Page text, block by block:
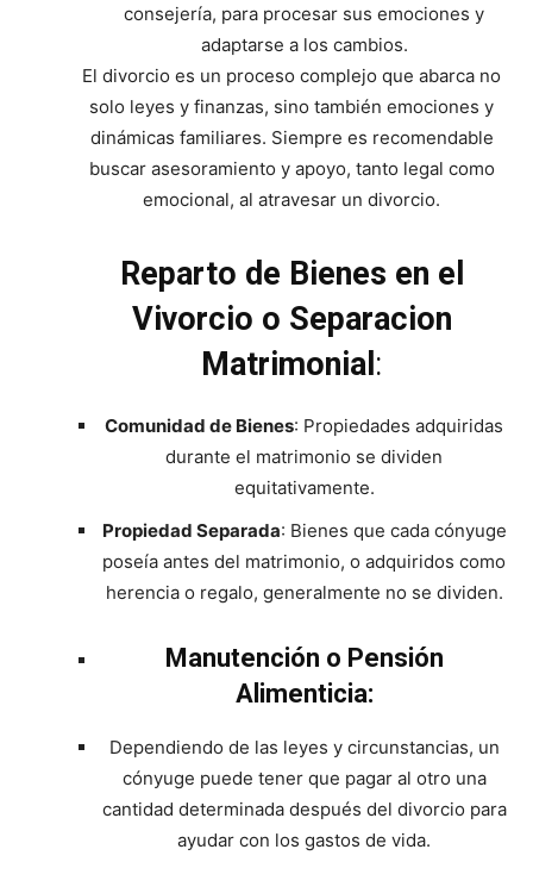
consejería, para procesar sus emociones y
adaptarse a los cambios.
El divorcio es un proceso complejo que abarca no
solo leyes y finanzas, sino también emociones y
dinámicas familiares. Siempre es recomendable
buscar asesoramiento y apoyo, tanto legal como
emocional, al atravesar un divorcio.
Reparto de Bienes en el
Vivorcio o Separacion
Matrimonial :
Comunidad de Bienes: Propiedades adquiridas
durante el matrimonio se dividen
equitativamente.
Propiedad Separada: Bienes que cada cónyuge
poseía antes del matrimonio, o adquiridos como
herencia o regalo, generalmente no se dividen.
Manutención o Pensión
Alimenticia:
Dependiendo de las leyes y circunstancias, un
cónyuge puede tener que pagar al otro una
cantidad determinada después del divorcio para
ayudar con los gastos de vida.